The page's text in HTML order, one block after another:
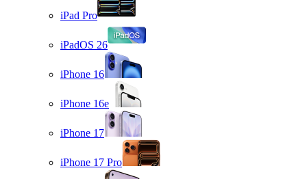
iPad Pro
iPadOS 26
iPhone 16
iPhone 16e
iPhone 17
iPhone 17 Pro